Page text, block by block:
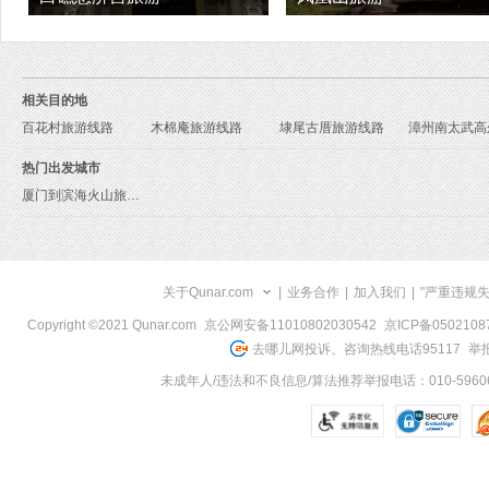
相关目的地
百花村旅游线路
木棉庵旅游线路 埭尾古厝旅游线路
热门出发城市
厦门到滨海火山旅游报价
关于Qunar.com 业务合作 加入我们 "严重违规
Copyright ©2021 Qunar.com 京公网安备11010802030542
京ICP备
去哪儿网投诉、咨询热线电话95117 举
未成年人/违法和不良信息/算法推荐举报电话：010-